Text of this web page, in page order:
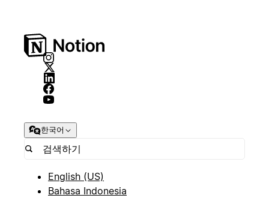
한국어
English (US)
Bahasa Indonesia